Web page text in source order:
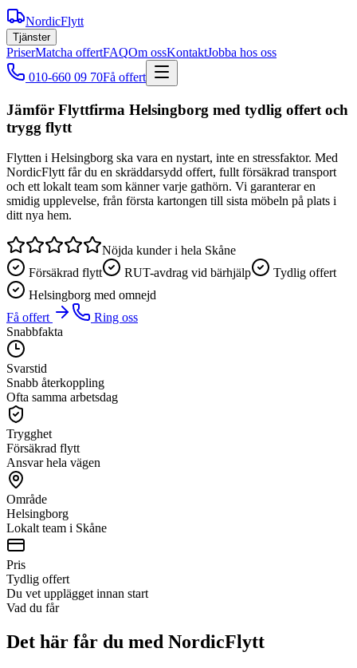
NordicFlytt
Tjänster
PriserMatcha offertFAQOm ossKontaktJobba hos oss
010-660 09 70Få offert
Jämför Flyttfirma Helsingborg med tydlig offert och
trygg flytt
Flytten i Helsingborg ska vara en nystart, inte en stressfaktor. Med
NordicFlytt får du en skräddarsydd offert, fullt försäkrad transport
och ett lokalt team som känner varje gathörn. Vi garanterar en
smidig upplevelse, från första kartongen till sista möbeln på plats i
ditt nya hem.
Nöjda kunder i hela Skåne
Försäkrad flytt
RUT-avdrag vid bärhjälp
Tydlig offert
Helsingborg med omnejd
Få offert
Ring oss
Snabbfakta
Svarstid
Snabb återkoppling
Ofta samma arbetsdag
Trygghet
Försäkrad flytt
Ansvar hela vägen
Område
Helsingborg
Lokalt team i Skåne
Pris
Tydlig offert
Du vet upplägget innan start
Vad du får
Det här får du med NordicFlytt